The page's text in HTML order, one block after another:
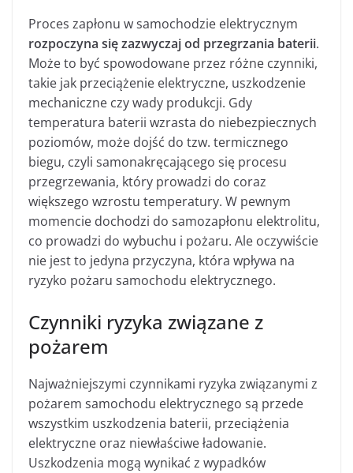
Proces zapłonu w samochodzie elektrycznym
rozpoczyna się zazwyczaj od przegrzania baterii.
Może to być spowodowane przez różne czynniki,
takie jak przeciążenie elektryczne, uszkodzenie
mechaniczne czy wady produkcji. Gdy
temperatura baterii wzrasta do niebezpiecznych
poziomów, może dojść do tzw. termicznego
biegu, czyli samonakręcającego się procesu
przegrzewania, który prowadzi do coraz
większego wzrostu temperatury. W pewnym
momencie dochodzi do samozapłonu elektrolitu,
co prowadzi do wybuchu i pożaru. Ale oczywiście
nie jest to jedyna przyczyna, która wpływa na
ryzyko pożaru samochodu elektrycznego.
Czynniki ryzyka związane z
pożarem
Najważniejszymi czynnikami ryzyka związanymi z
pożarem samochodu elektrycznego są przede
wszystkim uszkodzenia baterii, przeciążenia
elektryczne oraz niewłaściwe ładowanie.
Uszkodzenia mogą wynikać z wypadków